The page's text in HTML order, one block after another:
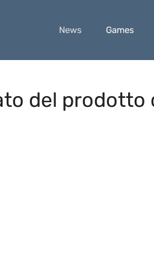
News Games
del prodotto